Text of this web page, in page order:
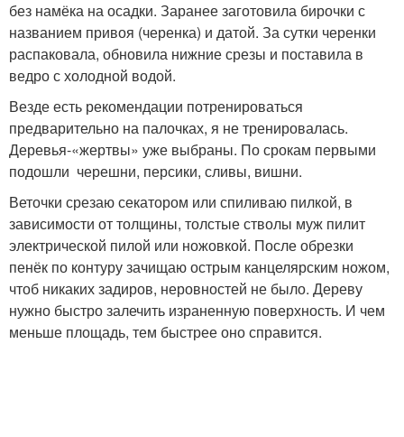
без намёка на осадки. Заранее заготовила бирочки с
названием привоя (черенка) и датой. За сутки черенки
распаковала, обновила нижние срезы и поставила в
ведро с холодной водой.
Везде есть рекомендации потренироваться
предварительно на палочках, я не тренировалась.
Деревья-«жертвы» уже выбраны. По срокам первыми
подошли черешни, персики, сливы, вишни.
Веточки срезаю секатором или спиливаю пилкой, в
зависимости от толщины, толстые стволы муж пилит
электрической пилой или ножовкой. После обрезки
пенёк по контуру зачищаю острым канцелярским ножом,
чтоб никаких задиров, неровностей не было. Дереву
нужно быстро залечить израненную поверхность. И чем
меньше площадь, тем быстрее оно справится.